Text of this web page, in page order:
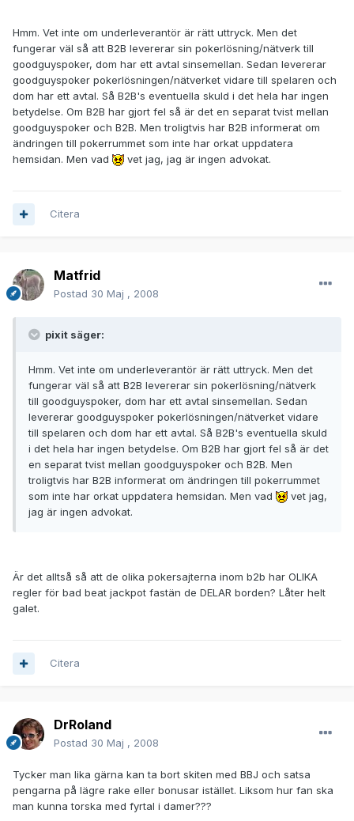
Hmm. Vet inte om underleverantör är rätt uttryck. Men det
fungerar väl så att B2B levererar sin pokerlösning/nätverk till
goodguyspoker, dom har ett avtal sinsemellan. Sedan levererar
goodguyspoker pokerlösningen/nätverket vidare till spelaren och
dom har ett avtal. Så B2B's eventuella skuld i det hela har ingen
betydelse. Om B2B har gjort fel så är det en separat tvist mellan
goodguyspoker och B2B. Men troligtvis har B2B informerat om
ändringen till pokerrummet som inte har orkat uppdatera
hemsidan. Men vad
vet jag, jag är ingen advokat.
Citera
Matfrid
Postad 30 Maj , 2008
pixit säger:
Hmm. Vet inte om underleverantör är rätt uttryck. Men det
fungerar väl så att B2B levererar sin pokerlösning/nätverk
till goodguyspoker, dom har ett avtal sinsemellan. Sedan
levererar goodguyspoker pokerlösningen/nätverket vidare
till spelaren och dom har ett avtal. Så B2B's eventuella skuld
i det hela har ingen betydelse. Om B2B har gjort fel så är det
en separat tvist mellan goodguyspoker och B2B. Men
troligtvis har B2B informerat om ändringen till pokerrummet
som inte har orkat uppdatera hemsidan. Men vad
vet jag,
jag är ingen advokat.
Är det alltså så att de olika pokersajterna inom b2b har OLIKA
regler för bad beat jackpot fastän de DELAR borden? Låter helt
galet.
Citera
DrRoland
Postad 30 Maj , 2008
Tycker man lika gärna kan ta bort skiten med BBJ och satsa
pengarna på lägre rake eller bonusar istället. Liksom hur fan ska
man kunna torska med fyrtal i damer???